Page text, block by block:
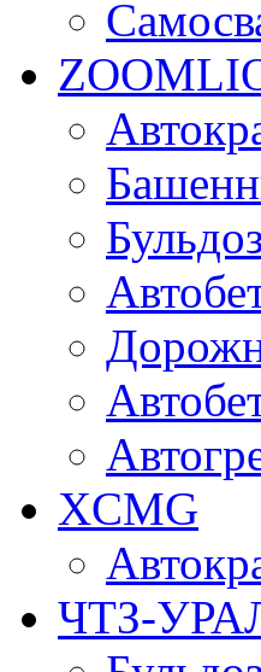
XCMG
ЧТЗ-